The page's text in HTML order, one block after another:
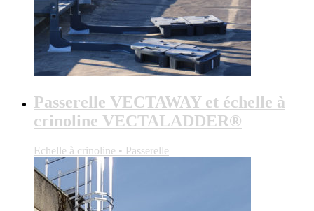
Passerelle VECTAWAY et échelle à
crinoline VECTALADDER®
Echelle à crinoline • Passerelle